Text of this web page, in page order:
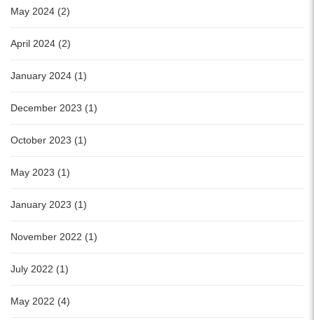
May 2024 (2)
April 2024 (2)
January 2024 (1)
December 2023 (1)
October 2023 (1)
May 2023 (1)
January 2023 (1)
November 2022 (1)
July 2022 (1)
May 2022 (4)